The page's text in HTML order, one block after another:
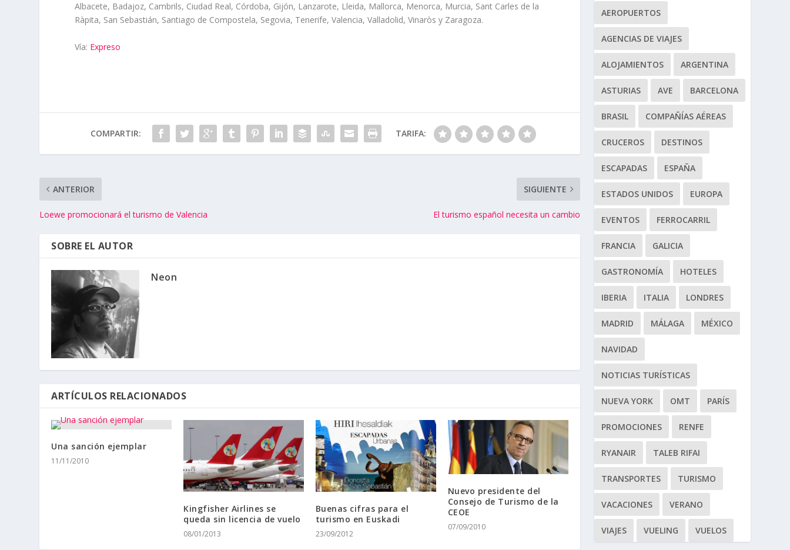
Albacete, Badajoz, Cambrils, Ciudad Real, Córdoba, Gijón, Lanzarote, Lleida, Mallorca, Menorca, Murcia, Sant Carles de la
Ràpita, San Sebastián, Santiago de Compostela, Segovia, Tenerife, Valencia, Valladolid, Vinaròs y Zaragoza.
Vía: Expreso
COMPARTIR: TARIFA:
ANTERIOR
Loewe promocionará el turismo de Valencia
SIGUIENTE
El turismo español necesita un cambio
SOBRE EL AUTOR
Neon
ARTÍCULOS RELACIONADOS
Una sanción ejemplar
11/11/2010
Kingfisher Airlines se
queda sin licencia de vuelo
08/01/2013
Buenas cifras para el
turismo en Euskadi
23/09/2012
Nuevo presidente del
Consejo de Turismo de la
CEOE
07/09/2010
AEROPUERTOS
AGENCIAS DE VIAJES
ALOJAMIENTOS ARGENTINA
ASTURIAS AVE BARCELONA
BRASIL COMPAÑÍAS AÉREAS
CRUCEROS DESTINOS
ESCAPADAS ESPAÑA
ESTADOS UNIDOS EUROPA
EVENTOS FERROCARRIL
FRANCIA GALICIA
GASTRONOMÍA HOTELES
IBERIA ITALIA LONDRES
MADRID MÁLAGA MÉXICO
NAVIDAD
NOTICIAS TURÍSTICAS
NUEVA YORK OMT PARÍS
PROMOCIONES RENFE
RYANAIR TALEB RIFAI
TRANSPORTES TURISMO
VACACIONES VERANO
VIAJES VUELING VUELOS